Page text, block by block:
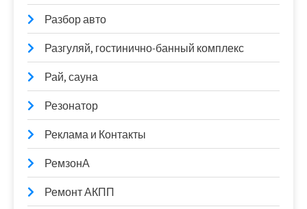
Разбор авто
Разгуляй, гостинично-банный комплекс
Рай, сауна
Резонатор
Реклама и Контакты
РемзонА
Ремонт АКПП